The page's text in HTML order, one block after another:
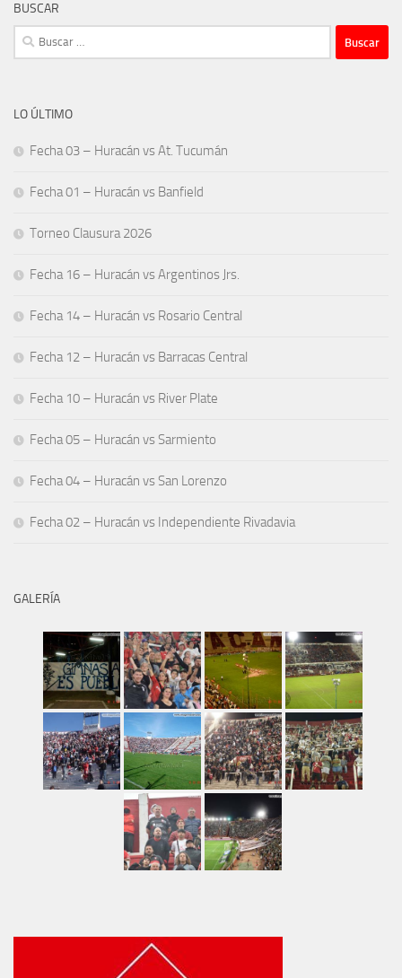
BUSCAR
Buscar:
LO ÚLTIMO
Fecha 03 – Huracán vs At. Tucumán
Fecha 01 – Huracán vs Banfield
Torneo Clausura 2026
Fecha 16 – Huracán vs Argentinos Jrs.
Fecha 14 – Huracán vs Rosario Central
Fecha 12 – Huracán vs Barracas Central
Fecha 10 – Huracán vs River Plate
Fecha 05 – Huracán vs Sarmiento
Fecha 04 – Huracán vs San Lorenzo
Fecha 02 – Huracán vs Independiente Rivadavia
GALERÍA